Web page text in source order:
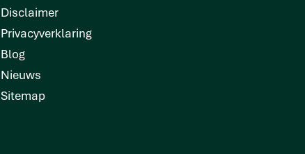
Disclaimer
Privacyverklaring
Blog
Nieuws
Sitemap